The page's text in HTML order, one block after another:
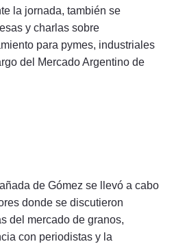
la jornada, también se
y charlas sobre
para pymes, industriales
del Mercado Argentino de
de Gómez se llevó a cabo
donde se discutieron
del mercado de granos,
con periodistas y la